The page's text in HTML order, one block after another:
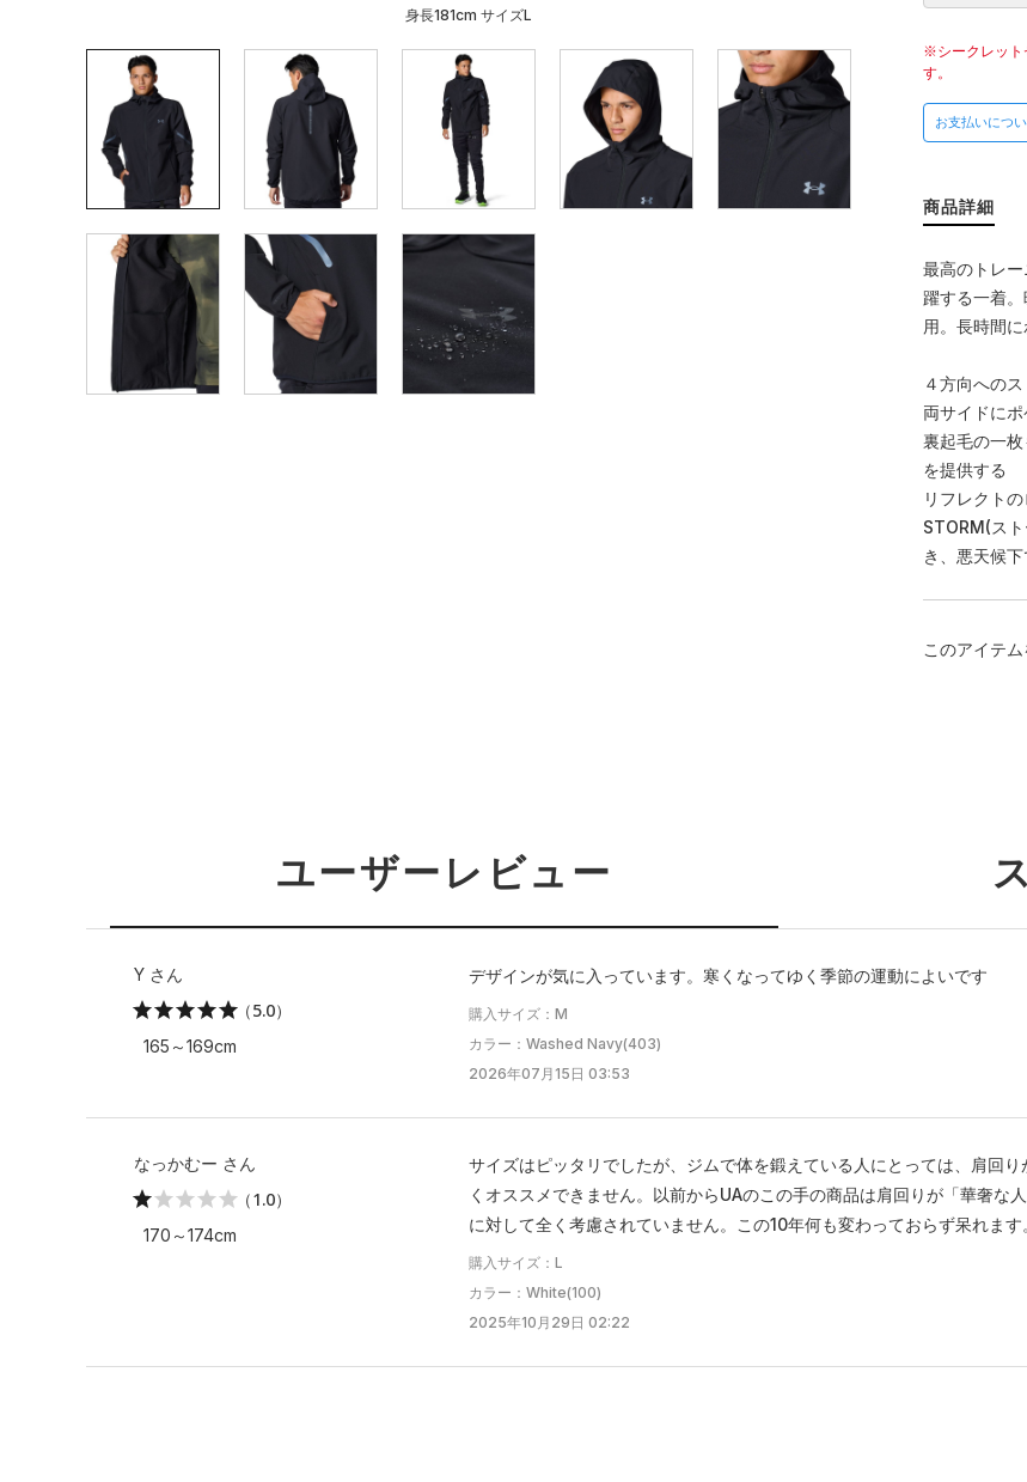
身長181cm サイズL
シークレッ
す。
お支払いにつ
商品詳細
最高のトレ
躍する一着
用。長時間に
４方向への
両サイドにポ
裏起毛の一
を提供する
リフレクト
STORM(ス
き、悪天候
このアイテ
ユーザーレビュー
Y さん
（5.0）
165～169cm
デザインが気に入っています。寒くなってゆく季節の運動によいです
購入サイズ：M
カラー：Washed Navy(403)
2026年07月15日 03:53
なっかむー さん
（1.0）
170～174cm
サイズはピッタリでしたが、ジムで体を鍛えている人にとっては、肩回
くオススメできません。以前からUAのこの手の商品は肩回りが「華奢な
に対して全く考慮されていません。この10年何も変わっておらず呆れます
購入サイズ：L
カラー：White(100)
2025年10月29日 02:22